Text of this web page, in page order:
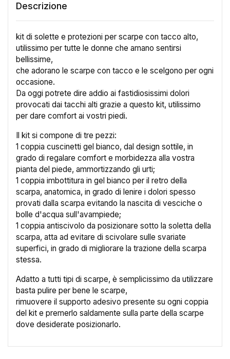
Descrizione
kit di solette e protezioni per scarpe con tacco alto,
utilissimo per tutte le donne che amano sentirsi
bellissime,
che adorano le scarpe con tacco e le scelgono per ogni
occasione.
Da oggi potrete dire addio ai fastidiosissimi dolori
provocati dai tacchi alti grazie a questo kit, utilissimo
per dare comfort ai vostri piedi.
Il kit si compone di tre pezzi:
1 coppia cuscinetti gel bianco, dal design sottile, in
grado di regalare comfort e morbidezza alla vostra
pianta del piede, ammortizzando gli urti;
1 coppia imbottitura in gel bianco per il retro della
scarpa, anatomica, in grado di lenire i dolori spesso
provati dalla scarpa evitando la nascita di vesciche o
bolle d'acqua sull'avampiede;
1 coppia antiscivolo da posizionare sotto la soletta della
scarpa, atta ad evitare di scivolare sulle svariate
superfici, in grado di migliorare la trazione della scarpa
stessa.
Adatto a tutti tipi di scarpe, è semplicissimo da utilizzare
basta pulire per bene le scarpe,
rimuovere il supporto adesivo presente su ogni coppia
del kit e premerlo saldamente sulla parte della scarpe
dove desiderate posizionarlo.
Crea lista dei desideri
Annulla Crea lista dei desideri